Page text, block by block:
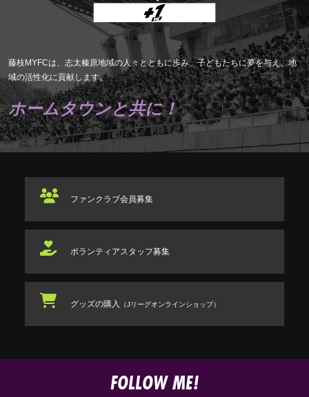
藤枝MYFCは、志太榛原地域の人々とともに歩み、子どもたちに夢を与え、地
域の活性化に貢献します。
ホームタウンと共に！
ファンクラブ会員募集
ボランティアスタッフ募集
グッズの購入 （Jリーグオンラインショップ）
FOLLOW ME!